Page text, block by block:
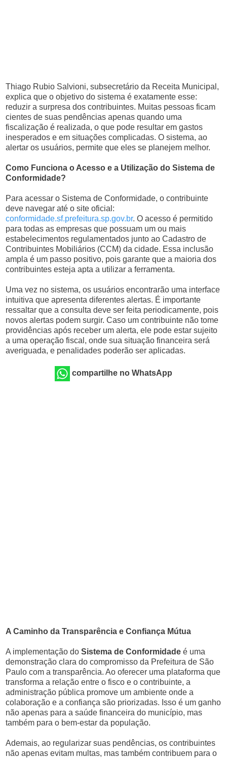
Thiago Rubio Salvioni, subsecretário da Receita Municipal,
explica que o objetivo do sistema é exatamente esse:
reduzir a surpresa dos contribuintes. Muitas pessoas ficam
cientes de suas pendências apenas quando uma
fiscalização é realizada, o que pode resultar em gastos
inesperados e em situações complicadas. O sistema, ao
alertar os usuários, permite que eles se planejem melhor.
Como Funciona o Acesso e a Utilização do Sistema de
Conformidade?
Para acessar o Sistema de Conformidade, o contribuinte
deve navegar até o site oficial:
conformidade.sf.prefeitura.sp.gov.br. O acesso é permitido
para todas as empresas que possuam um ou mais
estabelecimentos regulamentados junto ao Cadastro de
Contribuintes Mobiliários (CCM) da cidade. Essa inclusão
ampla é um passo positivo, pois garante que a maioria dos
contribuintes esteja apta a utilizar a ferramenta.
Uma vez no sistema, os usuários encontrarão uma interface
intuitiva que apresenta diferentes alertas. É importante
ressaltar que a consulta deve ser feita periodicamente, pois
novos alertas podem surgir. Caso um contribuinte não tome
providências após receber um alerta, ele pode estar sujeito
a uma operação fiscal, onde sua situação financeira será
averiguada, e penalidades poderão ser aplicadas.
compartilhe no WhatsApp
A Caminho da Transparência e Confiança Mútua
A implementação doSistema de Conformidade é uma
demonstração clara do compromisso da Prefeitura de São
Paulo com a transparência. Ao oferecer uma plataforma que
transforma a relação entre o fisco e o contribuinte, a
administração pública promove um ambiente onde a
colaboração e a confiança são priorizadas. Isso é um ganho
não apenas para a saúde financeira do município, mas
também para o bem-estar da população.
Ademais, ao regularizar suas pendências, os contribuintes
não apenas evitam multas, mas também contribuem para o